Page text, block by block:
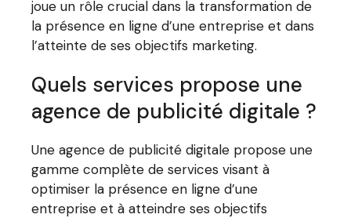
joue un rôle crucial dans la transformation de
la présence en ligne d’une entreprise et dans
l’atteinte de ses objectifs marketing.
Quels services propose une
agence de publicité digitale ?
Une agence de publicité digitale propose une
gamme complète de services visant à
optimiser la présence en ligne d’une
entreprise et à atteindre ses objectifs